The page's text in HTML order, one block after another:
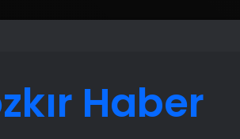
Haber